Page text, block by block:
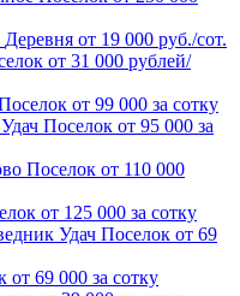
Деревня от 19 000 руб./сот.
от 31 000 рублей/
от 99 000 за сотку
Поселок от 95 000 за
Поселок от 110 000
от 125 000 за сотку
Удач Поселок от 69
от 69 000 за сотку